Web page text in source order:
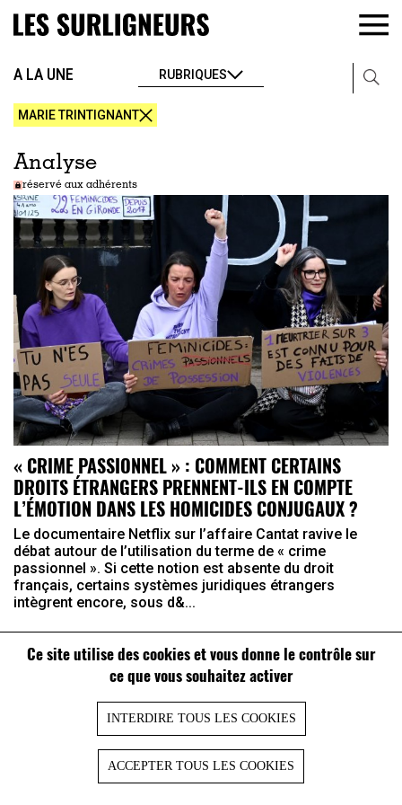
Ce site utilise des cookies et vous donne le contrôle sur
ce que vous souhaitez activer
INTERDIRE TOUS LES COOKIES
ACCEPTER TOUS LES COOKIES
A LA UNE RUBRIQUES
MARIE TRINTIGNANT
Analyse
réservé aux adhérents
« CRIME PASSIONNEL » : COMMENT CERTAINS
DROITS ÉTRANGERS PRENNENT-ILS EN COMPTE
L’ÉMOTION DANS LES HOMICIDES CONJUGAUX ?
Le documentaire Netflix sur l’affaire Cantat ravive le
débat autour de l’utilisation du terme de « crime
passionnel ». Si cette notion est absente du droit
français, certains systèmes juridiques étrangers
intègrent encore, sous d&...